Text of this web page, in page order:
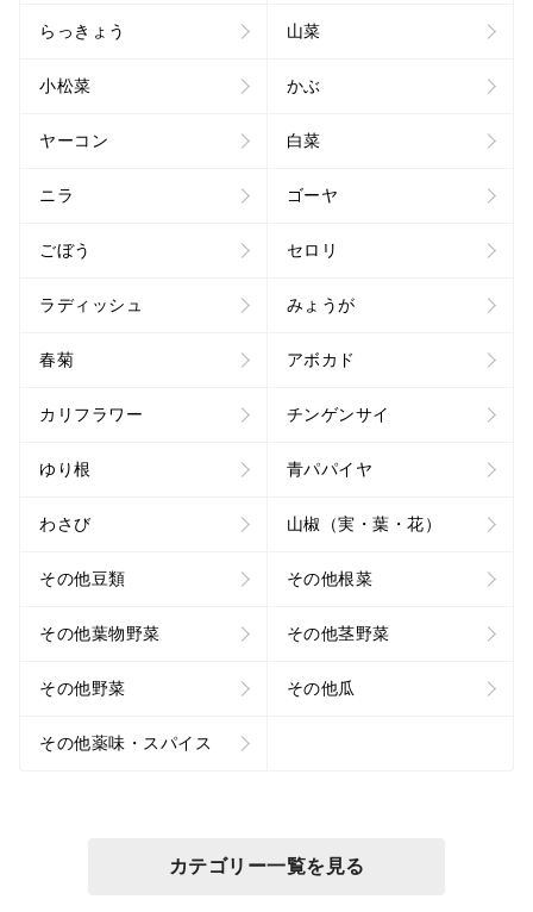
らっきょう 山菜
小松菜 かぶ
ヤーコン 白菜
ニラ ゴーヤ
ごぼう セロリ
ラディッシュ みょうが
春菊 アボカド
カリフラワー チンゲンサイ
ゆり根 青パパイヤ
わさび 山椒（実・葉・花）
その他豆類 その他根菜
その他葉物野菜 その他茎野菜
その他野菜 その他瓜
その他薬味・スパイス
カテゴリー一覧を見る